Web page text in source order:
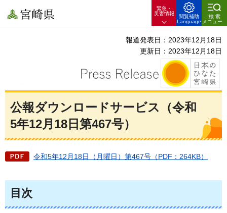
宮崎県
緊急・
災害情報
閲覧補助
Language
検索
メニュー
報道発表日：2023年12月18日
更新日：2023年12月18日
公報ダウンロードサービス（令和
5年12月18日第467号）
令和5年12月18日（月曜日）第467号（PDF：264KB）
目次